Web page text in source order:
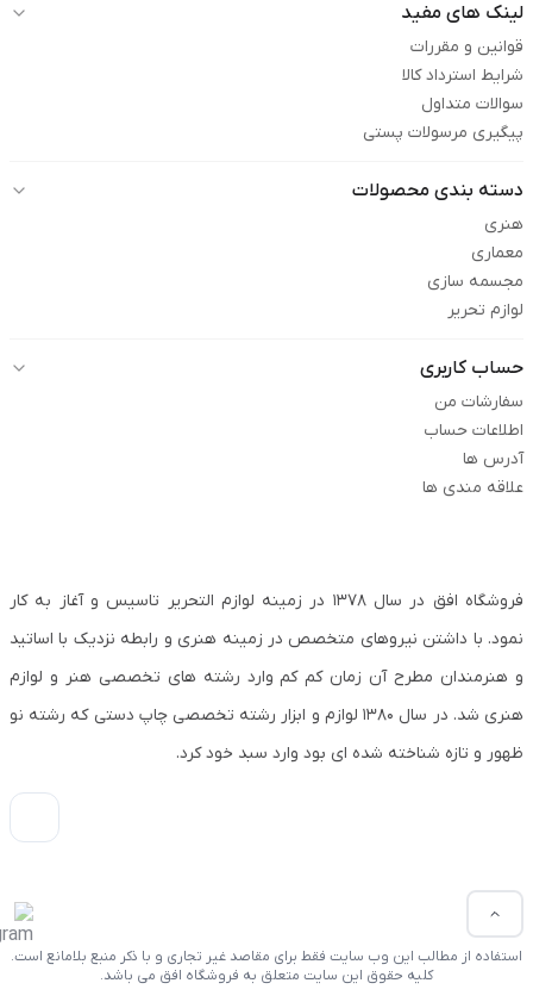
لینک های مفید
قوانین و مقررات
شرایط استرداد کالا
سوالات متداول
پیگیری مرسولات پستی
دسته بندی محصولات
هنری
معماری
مجسمه سازی
لوازم تحریر
حساب کاربری
سفارشات من
اطلاعات حساب
آدرس ها
علاقه مندی ها
فروشگاه افق در سال ۱۳۷۸ در زمینه لوازم التحریر تاسیس و آغاز به کار
نمود. با داشتن نیروهای متخصص در زمینه هنری و رابطه نزدیک با اساتید
و هنرمندان مطرح آن زمان کم کم وارد رشته های تخصصی هنر و لوازم
هنری شد. در سال ۱۳۸۰ لوازم و ابزار رشته تخصصی چاپ دستی که رشته نو
ظهور و تازه شناخته شده ای بود وارد سبد خود کرد.
استفاده از مطالب این وب سایت فقط برای مقاصد غیر تجاری و با ذکر منبع بلامانع است.
کلیه حقوق این سایت متعلق به فروشگاه افق می باشد.